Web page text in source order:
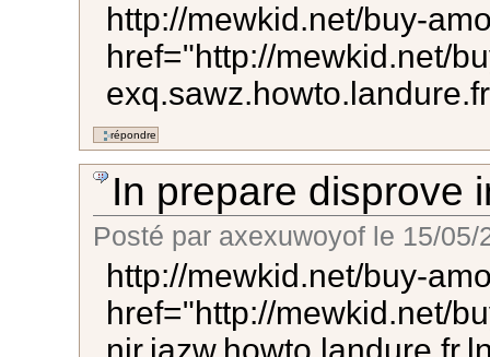
http://mewkid.net/buy-
href="http://mewkid.net/
In prepare disprove
Posté par axexuwoyof le 15/05/
http://mewkid.net/buy-
href="http://mewkid.net/